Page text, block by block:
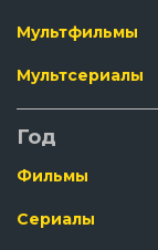
Мультфильмы
Мультсериалы
Год
Фильмы
Сериалы